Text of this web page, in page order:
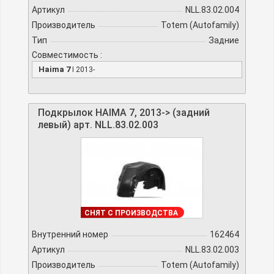
Артикул
NLL.83.02.004
Производитель
Totem (Autofamily)
Тип
Задние
Совместимость :
Haima 7I 2013-
Подкрылок HAIMA 7, 2013-> (задний
левый) арт. NLL.83.02.003
В НАЛИЧИИ
СНЯТ С ПРОИЗВОДСТВА
Внутренний номер
162464
Артикул
NLL.83.02.003
Производитель
Totem (Autofamily)